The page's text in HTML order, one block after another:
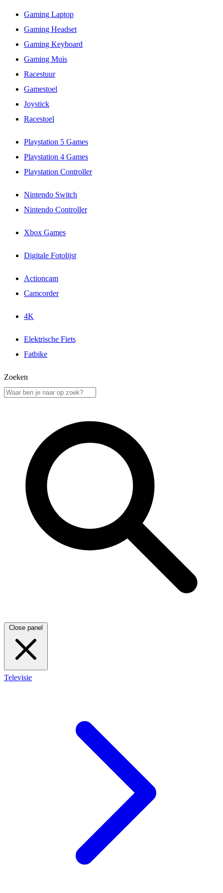
Gaming Laptop
Gaming Headset
Gaming Keyboard
Gaming Muis
Racestuur
Gamestoel
Joystick
Racestoel
Playstation 5 Games
Playstation 4 Games
Playstation Controller
Nintendo Switch
Nintendo Controller
Xbox Games
Digitale Fotolijst
Actioncam
Camcorder
4K
Elektrische Fiets
Fatbike
Zoeken
Close panel
Televisie